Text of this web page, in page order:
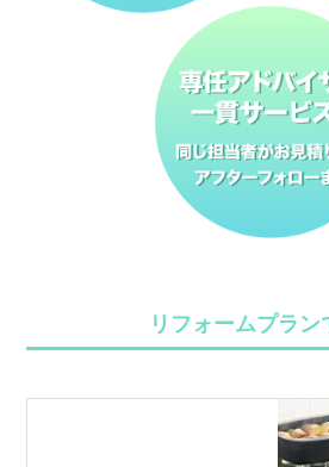
リフォームプラン